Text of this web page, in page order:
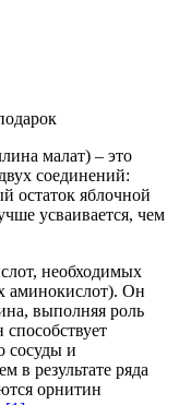
малат) – это
соединений:
остаток яблочной
усваивается, чем
необходимых
аминокислот). Он
выполняя роль
сосуды и
в результате ряда
орнитин